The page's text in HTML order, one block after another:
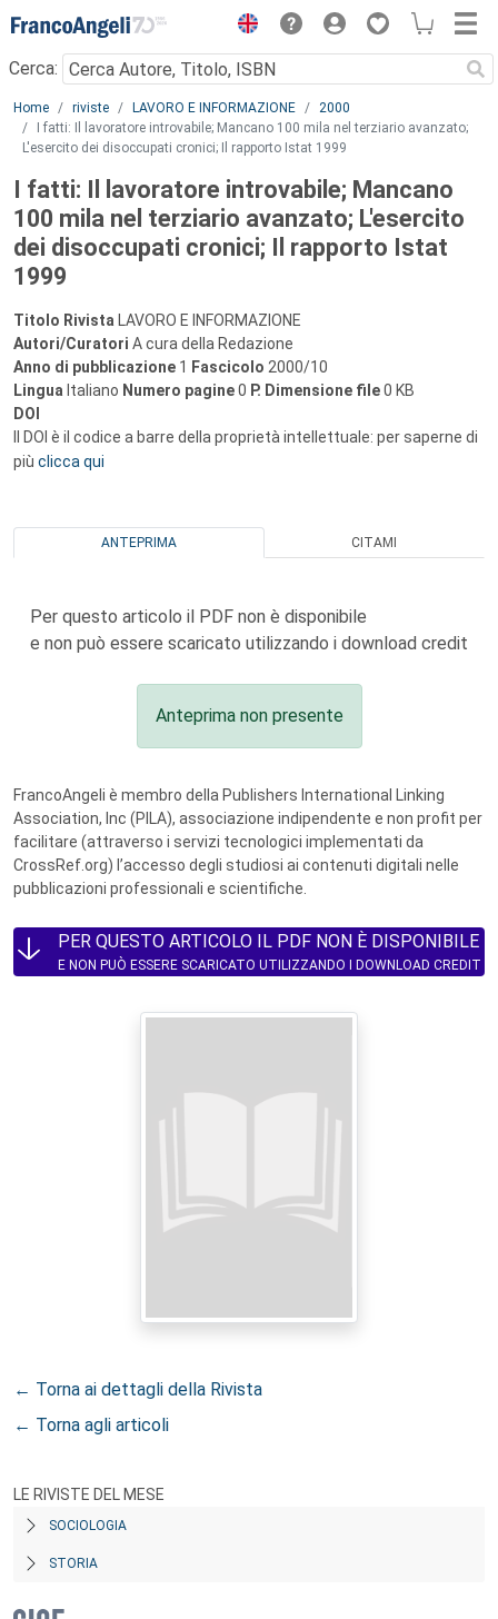
Menu
Cerca:
Main content
Home riviste LAVORO E INFORMAZIONE
2000
I fatti: Il lavoratore introvabile; Mancano 100 mila nel terziario avanzato;
L'esercito dei disoccupati cronici; Il rapporto Istat 1999
I fatti: Il lavoratore introvabile; Mancano
100 mila nel terziario avanzato; L'esercito
dei disoccupati cronici; Il rapporto Istat
1999
Titolo Rivista LAVORO E INFORMAZIONE
Autori/Curatori A cura della Redazione
Anno di pubblicazione 1 Fascicolo 2000/10
Lingua Italiano Numero pagine0 P. Dimensione file0 KB
DOI
Il DOI è il codice a barre della proprietà intellettuale: per saperne di
più clicca qui
ANTEPRIMA CITAMI
Per questo articolo il PDF non è disponibile
e non può essere scaricato utilizzando i download credit
Anteprima non presente
FrancoAngeli è membro della Publishers International Linking
Association, Inc (PILA), associazione indipendente e non profit per
facilitare (attraverso i servizi tecnologici implementati da
CrossRef.org) l’accesso degli studiosi ai contenuti digitali nelle
pubblicazioni professionali e scientifiche.
PER QUESTO ARTICOLO IL PDF NON È DISPONIBILE
E NON PUÒ ESSERE SCARICATO UTILIZZANDO I DOWNLOAD CREDIT
← Torna ai dettagli della Rivista
← Torna agli articoli
LE RIVISTE DEL MESE
SOCIOLOGIA
STORIA